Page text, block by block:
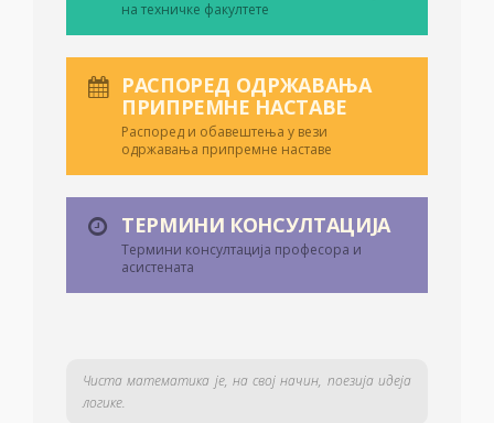
на техничке факултете
РАСПОРЕД ОДРЖАВАЊА
ПРИПРЕМНЕ НАСТАВЕ
Распоред и обавештења у вези
одржавања припремне наставе
ТЕРМИНИ КОНСУЛТАЦИЈА
Термини консултација професора и
асистената
Чиста математика је, на свој начин, поезија идеја
логике.